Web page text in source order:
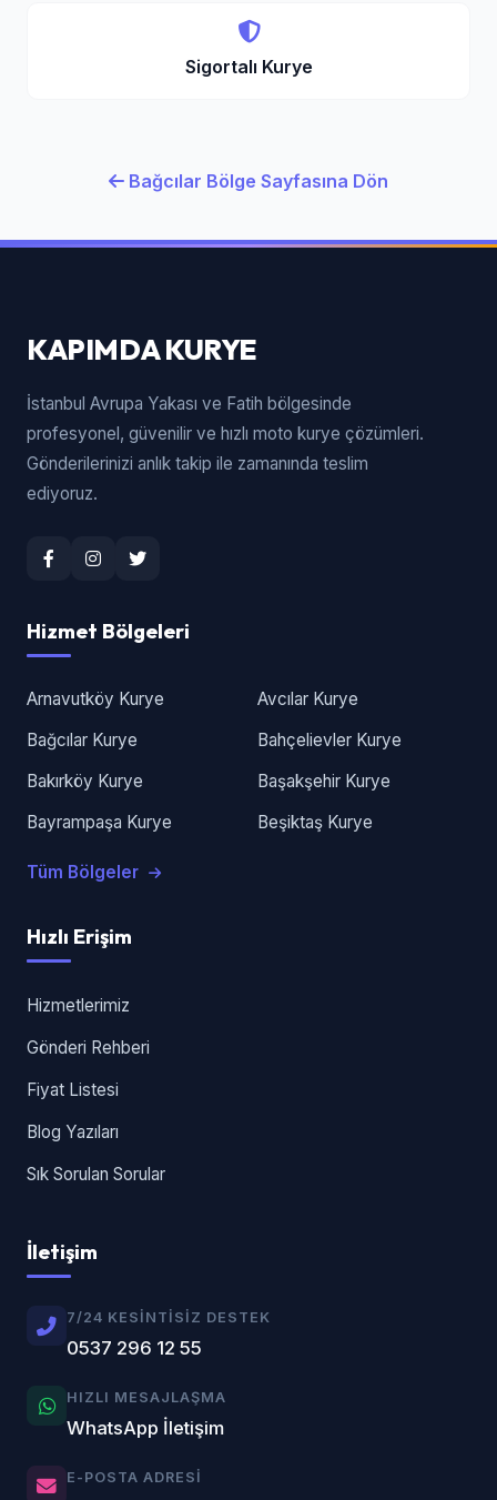
Sigortalı Kurye
Bağcılar Bölge Sayfasına Dön
KAPIMDA KURYE
İstanbul Avrupa Yakası ve Fatih bölgesinde
profesyonel, güvenilir ve hızlı moto kurye çözümleri.
Gönderilerinizi anlık takip ile zamanında teslim
ediyoruz.
Hizmet Bölgeleri
Arnavutköy Kurye
Avcılar Kurye
Bağcılar Kurye
Bahçelievler Kurye
Bakırköy Kurye
Başakşehir Kurye
Bayrampaşa Kurye
Beşiktaş Kurye
Tüm Bölgeler
Hızlı Erişim
Hizmetlerimiz
Gönderi Rehberi
Fiyat Listesi
Blog Yazıları
Sık Sorulan Sorular
İletişim
7/24 KESINTISIZ DESTEK
0537 296 12 55
HIZLI MESAJLAŞMA
WhatsApp İletişim
E-POSTA ADRESI